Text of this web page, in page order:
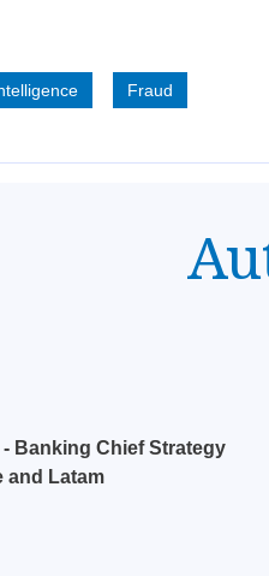
Fraud
- Banking Chief Strategy
and Latam